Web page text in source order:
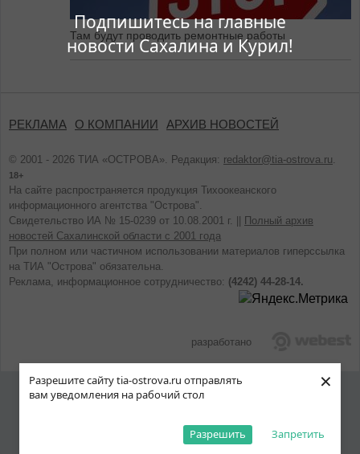
Разрешите сайту tia-ostrova.ru отправлять
вам уведомления на рабочий стол
Запретить
Разрешить
×
Подпишитесь на главные
новости Сахалина и Курил!
Там будут проводить ремонтные работы
РЕКЛАМА О КОМПАНИИ АРХИВ НОВОСТЕЙ
© 2001 - 2026 ТИА «ОСТРОВА». Редакция: redaktor@tia-ostrova.ru.
18+
На сайте распространяется продукция Тихоокеанского
информационного агентства "Острова".
Свидетельство ИА № 15-0239 от 10.08.2001 г. ||
Полный архив
новостей Сахалинской области с 2001 года
При полном или частичном использовании материалов гиперссылка
на ТИА "Острова" обязательна.
Реклама, информационное сотрудничество: (4242) 44-28-14.
разработано